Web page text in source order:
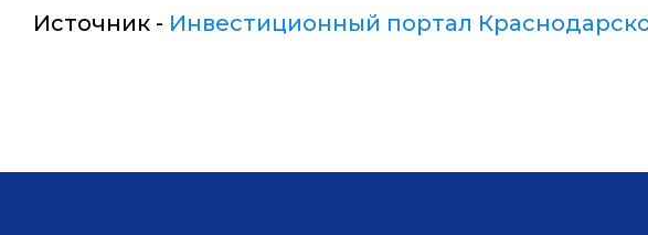
Источник - Инвестиционный портал